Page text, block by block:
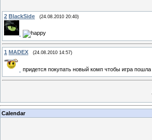
2 BlackSide (24.08.2010 20:40)
1 MADEX (24.08.2010 14:57)
придется покупать новый комп чтобы игра пошла
Calendar